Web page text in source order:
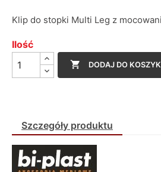
Klip do stopki Multi Leg z
Ilość
 DODAJ DO
Szczegóły produktu